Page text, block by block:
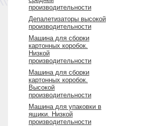
производительности
Депалетизаторы высокой
производительности
Машина для сборки
картонных коробок.
Низкой
производительности
Машина для сборки
картонных коробок.
Высокой
производительности
Машина для упаковки в
ящики. Низкой
производительности